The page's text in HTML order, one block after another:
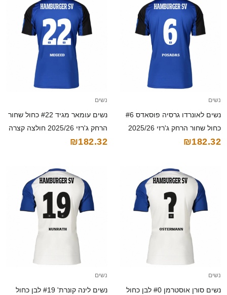
נשים
נשים לאונרדו גרסיה פוסאדס #6
כחול שחור הרחק ג'רזי 2025/26
חולצה קצרה
₪182.32
נשים
נשים עומאר מגיד #22 כחול שחור
הרחק ג'רזי 2025/26 חולצה קצרה
₪182.32
נשים
נשים סורן אוסטרמן #0 לבן כחול
נשים
נשים לינה קונרת' #19 לבן כחול